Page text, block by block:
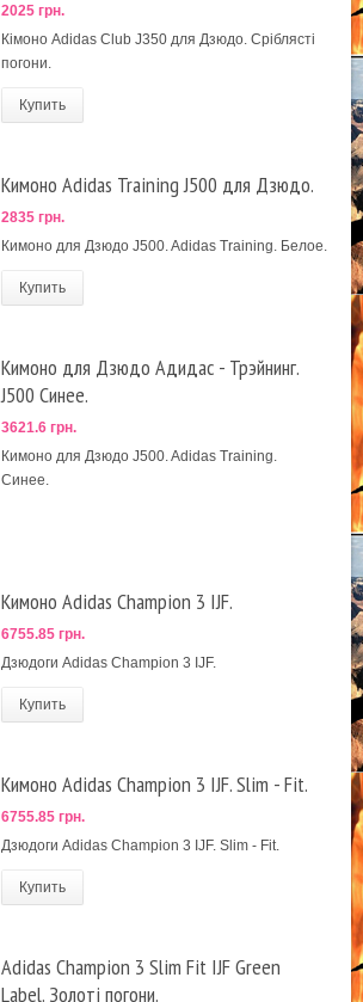
2025 грн.
Кімоно Adidas Club J350 для Дзюдо. Сріблясті
погони.
Купить
Кимоно Adidas Training J500 для Дзюдо.
2835 грн.
Кимоно для Дзюдо J500. Adidas Training. Белое.
Купить
Кимоно для Дзюдо Адидас - Трэйнинг.
J500 Синее.
3621.6 грн.
Кимоно для Дзюдо J500. Adidas Training.
Синее.
Кимоно Adidas Champion 3 IJF.
6755.85 грн.
Дзюдоги Adidas Champion 3 IJF.
Купить
Кимоно Adidas Champion 3 IJF. Slim - Fit.
6755.85 грн.
Дзюдоги Adidas Champion 3 IJF. Slim - Fit.
Купить
Adidas Champion 3 Slim Fit IJF Green
Label. Золоті погони.